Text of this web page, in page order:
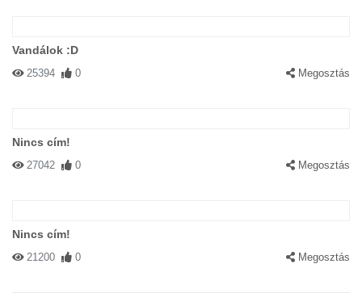
Vandálok :D
25394 0 Megosztás
Nincs cím!
27042 0 Megosztás
Nincs cím!
21200 0 Megosztás